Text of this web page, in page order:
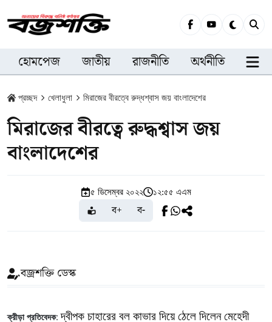
হোমপেজ জাতীয় রাজনীতি অর্থনীতি
প্রচ্ছদ খেলাধুলা মিরাজের বীরত্বে রুদ্ধশ্বাস জয় বাংলাদেশের
মিরাজের বীরত্বে রুদ্ধশ্বাস জয়
বাংলাদেশের
৫ ডিসেম্বর ২০২২ ১২:৫৫ এএম
ব+ ব-
বজ্রশক্তি ডেস্ক
ক্রীড়া প্রতিবেদক:দ্বীপক চাহারের বল কাভার দিয়ে ঠেলে দিলেন মেহেদী